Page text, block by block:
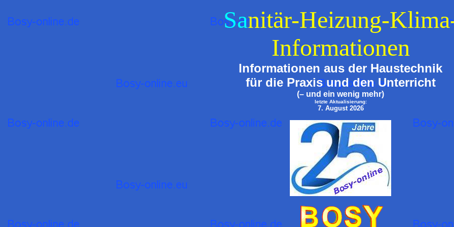
Sanitär-Heizung-Klima
Informationen
Informationen aus der Haustechnik
für die Praxis und den Unterricht
(– und ein wenig mehr)
letzte Aktualisierung:
7. August 2026